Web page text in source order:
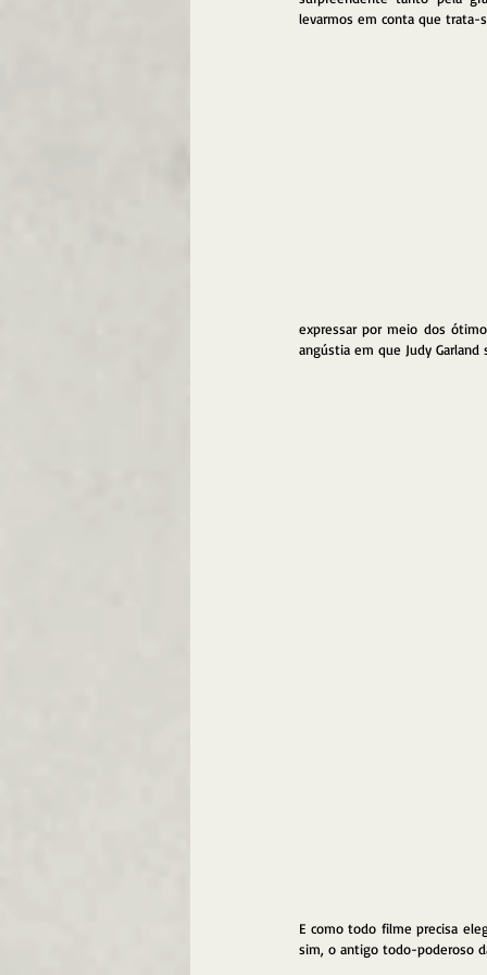
levarmos em conta que
expressar por meio dos
angústia em que Judy
E como todo filme precisa
sim, o antigo todo-poderoso